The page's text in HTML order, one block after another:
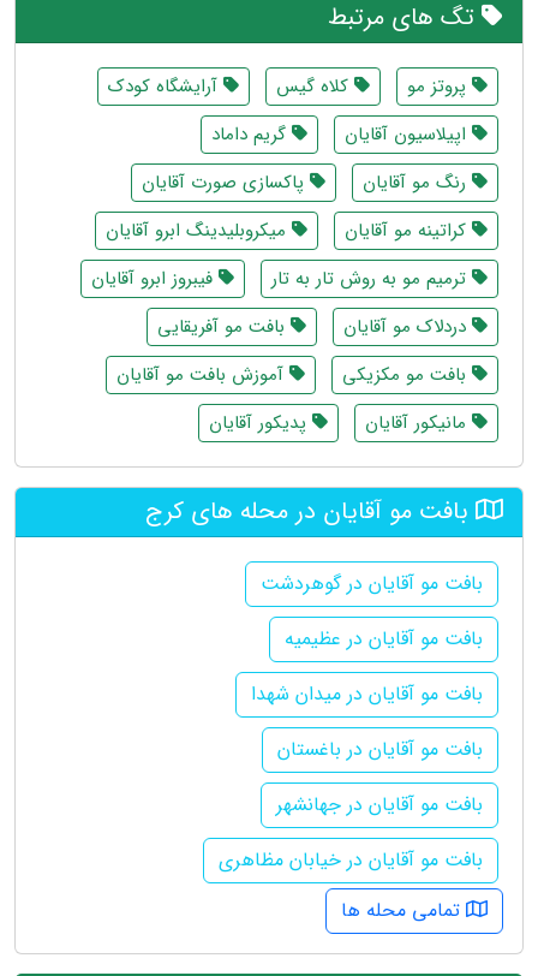
تگ های مرتبط
پروتز مو کلاه گیس
آرایشگاه کودک
اپیلاسیون آقایان
گریم داماد
رنگ مو آقایان
پاکسازی صورت آقایان
کراتینه مو آقایان
میکروبلیدینگ ابرو آقایان
ترمیم مو به روش تار به تار
فیبروز ابرو آقایان
دردلاک مو آقایان
بافت مو آفریقایی
بافت مو مکزیکی
آموزش بافت مو آقایان
مانیکور آقایان
پدیکور آقایان
بافت مو آقایان در محله های کرج
بافت مو آقایان در گوهردشت
بافت مو آقایان در عظیمیه
بافت مو آقایان در میدان شهدا
بافت مو آقایان در باغستان
بافت مو آقایان در جهانشهر
بافت مو آقایان در خیابان مظاهری
تمامی محله ها